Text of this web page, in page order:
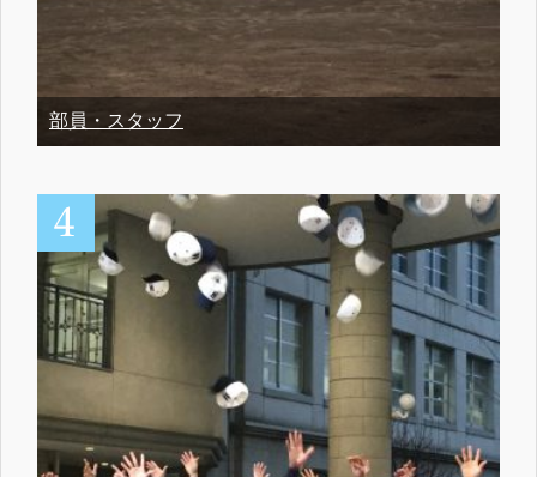
部員・スタッフ